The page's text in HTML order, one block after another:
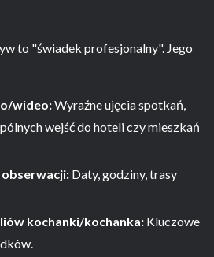
to "świadek profesjonalny". Jego
wideo:Wyraźne ujęcia spotkań,
wejść do hoteli czy mieszkań
obserwacji: Daty, godziny, trasy
kochanki/kochanka: Kluczowe